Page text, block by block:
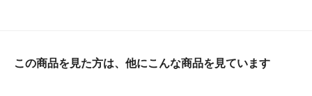
この商品を見た方は、他にこんな商品を見ています